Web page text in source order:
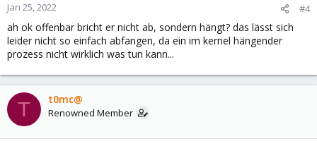
Jan 25, 2022 #4
ah ok offenbar bricht er nicht ab, sondern hängt? das lässt sich
leider nicht so einfach abfangen, da ein im kernel hängender
prozess nicht wirklich was tun kann...
T t0mc@
Renowned Member